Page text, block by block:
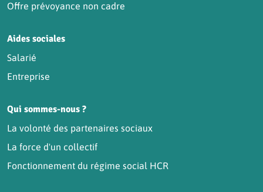
Offre prévoyance non cadre
Aides sociales
Salarié
Entreprise
Qui sommes-nous ?
La volonté des partenaires sociaux
La force d'un collectif
Fonctionnement du régime social HCR